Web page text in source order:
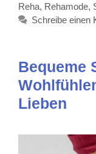
Reha, Rehamode,
Schreibe einen
Bequeme
Lieben